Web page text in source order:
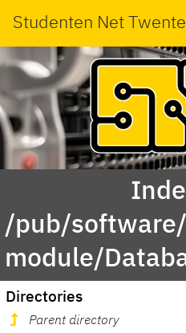
Studenten Net Twente
/pub/
module/
Directories
Parent directory